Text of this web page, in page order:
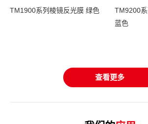
TM1900系列棱镜反光膜 绿色
TM9200
蓝色
查看更多